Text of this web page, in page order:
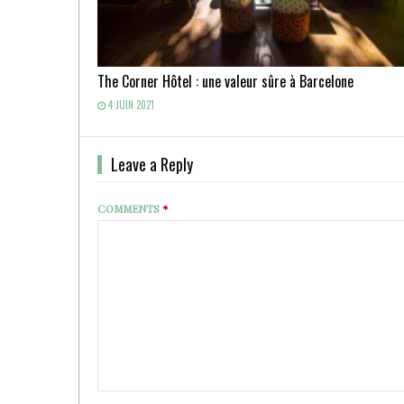
The Corner Hôtel : une valeur sûre à Barcelone
4 JUIN 2021
Leave a Reply
COMMENTS*